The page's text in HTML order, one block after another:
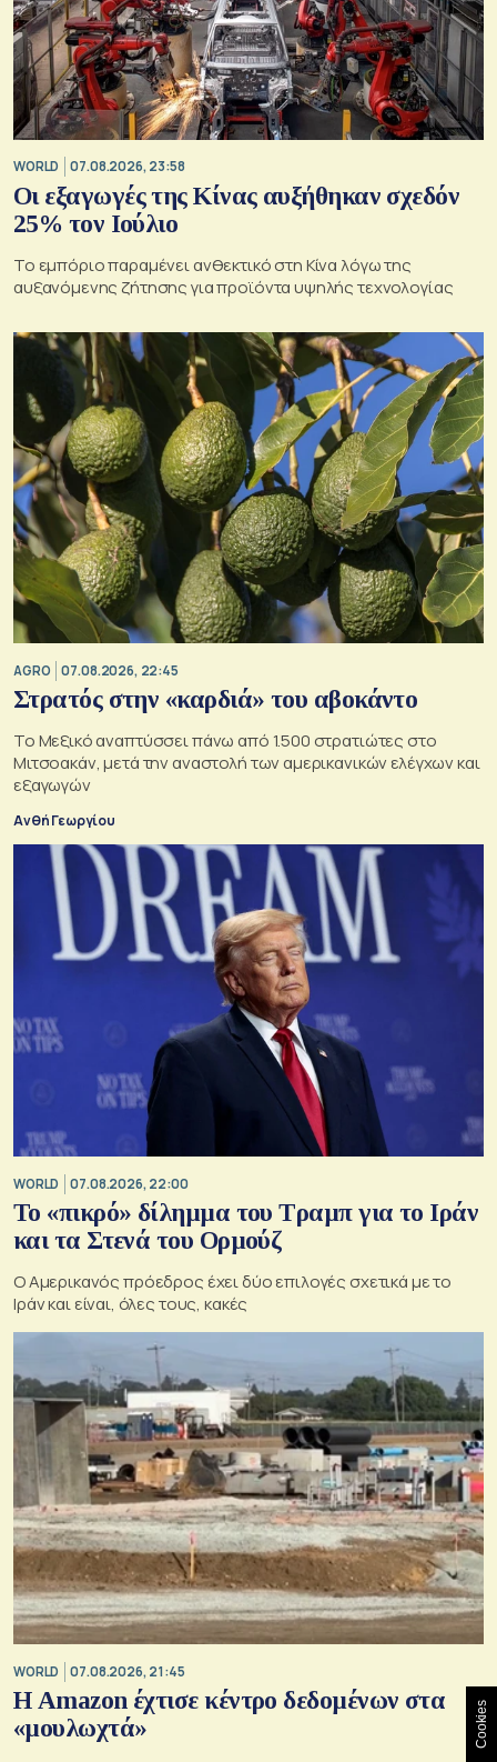
WORLD 07.08.2026, 23:58
Οι εξαγωγές της Κίνας αυξήθηκαν σχεδόν
25% τον Ιούλιο
Το εμπόριο παραμένει ανθεκτικό στη Κίνα λόγω της
αυξανόμενης ζήτησης για προϊόντα υψηλής τεχνολογίας
AGRO 07.08.2026, 22:45
Στρατός στην «καρδιά» του αβοκάντο
Το Μεξικό αναπτύσσει πάνω από 1.500 στρατιώτες στο
Μιτσοακάν, μετά την αναστολή των αμερικανικών ελέγχων και
εξαγωγών
Ανθή Γεωργίου
WORLD 07.08.2026, 22:00
Το «πικρό» δίλημμα του Τραμπ για το Ιράν
και τα Στενά του Ορμούζ
Ο Αμερικανός πρόεδρος έχει δύο επιλογές σχετικά με το
Ιράν και είναι, όλες τους, κακές
WORLD 07.08.2026, 21:45
Η Amazon έχτισε κέντρο δεδομένων στα
«μουλωχτά»
Cookies